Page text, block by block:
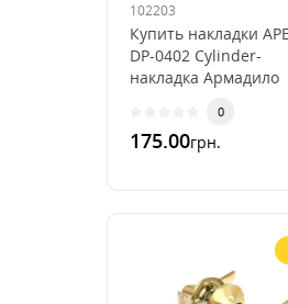
102203
Купить накладки
DP-0402 Cylinder-
накладка Армадило
ассортименте:золото/
хромматовый
0
175.00грн.